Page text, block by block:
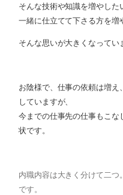
そんな技術や知識を増やした
一緒に仕立てて下さる方を増
そんな思いが大きくなってい
お陰様で、仕事の依頼は増
していますが、
今までの仕事先の仕事もこな
状です。
内職内容は大きく分けて二つ
です。